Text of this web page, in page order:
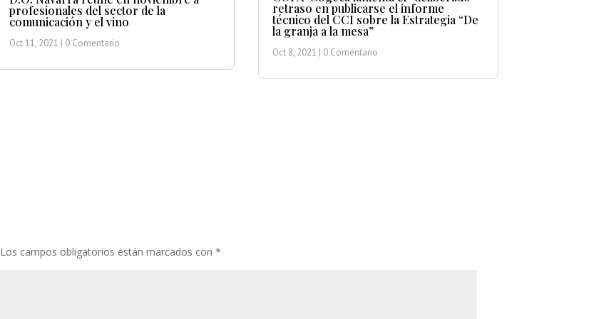
profesionales del sector de la
comunicación y el vino
Oct 11, 2021 | 0 Comentario
retraso en publicarse el informe
técnico del CCI sobre la Estrategia “De
la granja a la mesa”
Oct 8, 2021 | 0 Comentario
Los campos obligatorios están marcados con*